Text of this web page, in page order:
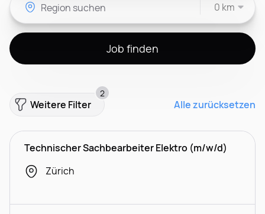
0 km
Job finden
Weitere Filter
2
Alle zurücksetzen
Technischer Sachbearbeiter Elektro (m/w/d)
Zürich